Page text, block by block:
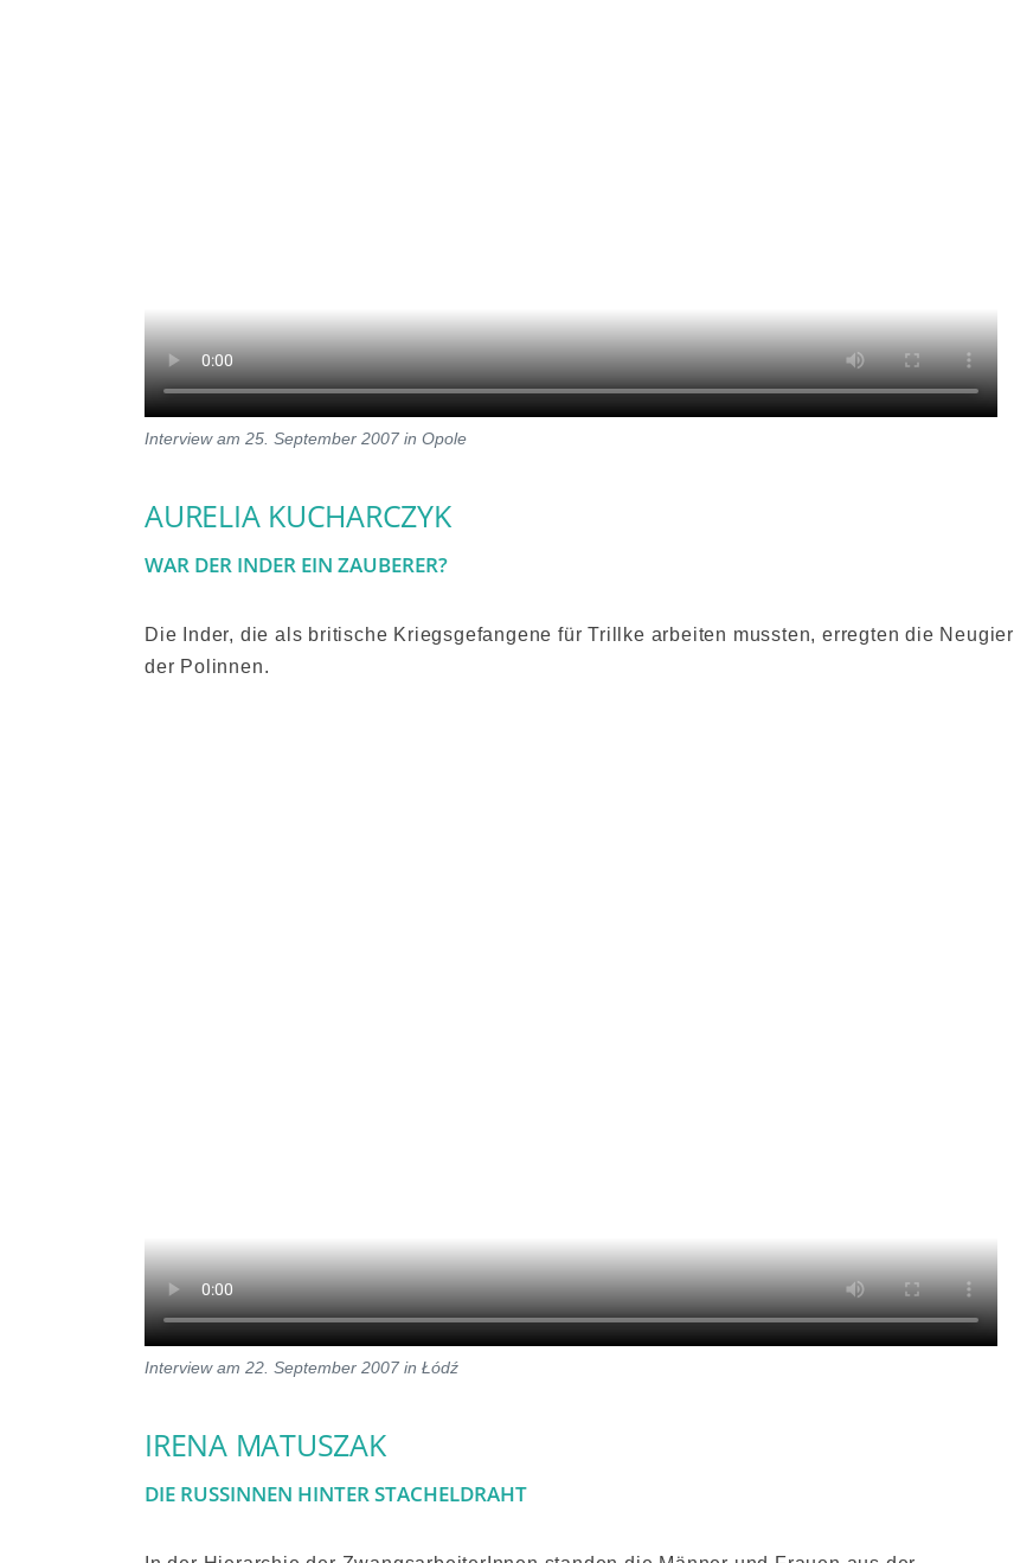
Interview am 25. September 2007 in Opole
AURELIA KUCHARCZYK
WAR DER INDER EIN ZAUBERER?
Die Inder, die als britische Kriegsgefangene für Trillke arbeiten mussten, erregten die Neugier
der Polinnen.
Interview am 22. September 2007 in Łódź
IRENA MATUSZAK
DIE RUSSINNEN HINTER STACHELDRAHT